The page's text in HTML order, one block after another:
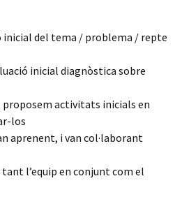
inicial del tema / problema / repte
inicial diagnòstica sobre
proposem activitats inicials en
los
aprenent, i van col·laborant
l’equip en conjunt com el